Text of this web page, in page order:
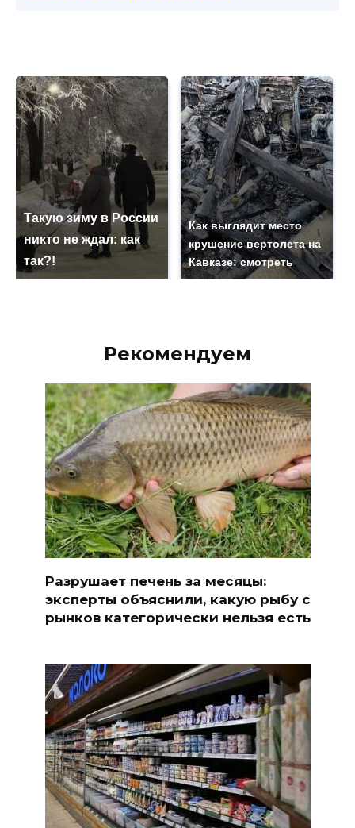
Такую зиму в России
никто не ждал: как
так?!
Как выглядит место
крушение вертолета на
Кавказе: смотреть
Рекомендуем
Разрушает печень за месяцы:
эксперты объяснили, какую рыбу с
рынков категорически нельзя есть